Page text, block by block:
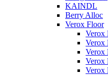
KAINDL
Berry Alloc
Verox Floor
Verox
Verox
Verox
Verox
Verox